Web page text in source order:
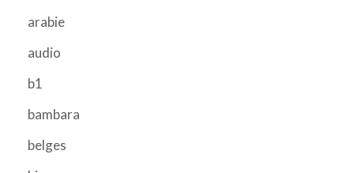
arabie
audio
b1
bambara
belges